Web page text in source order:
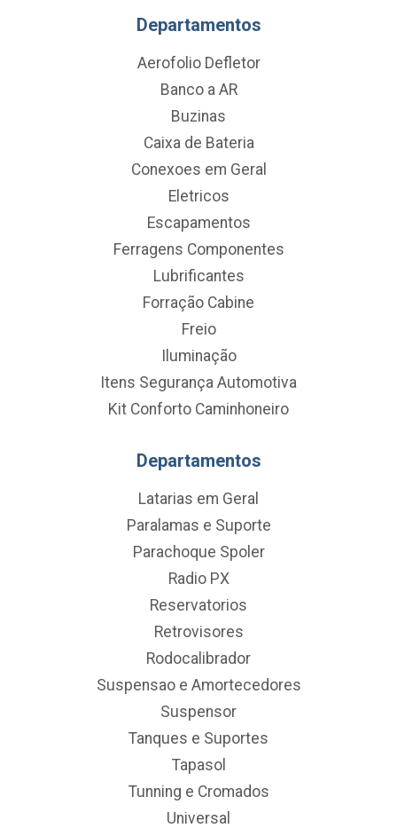
Departamentos
Aerofolio Defletor
Banco a AR
Buzinas
Caixa de Bateria
Conexoes em Geral
Eletricos
Escapamentos
Ferragens Componentes
Lubrificantes
Forração Cabine
Freio
Iluminação
Itens Segurança Automotiva
Kit Conforto Caminhoneiro
Departamentos
Latarias em Geral
Paralamas e Suporte
Parachoque Spoler
Radio PX
Reservatorios
Retrovisores
Rodocalibrador
Suspensao e Amortecedores
Suspensor
Tanques e Suportes
Tapasol
Tunning e Cromados
Universal